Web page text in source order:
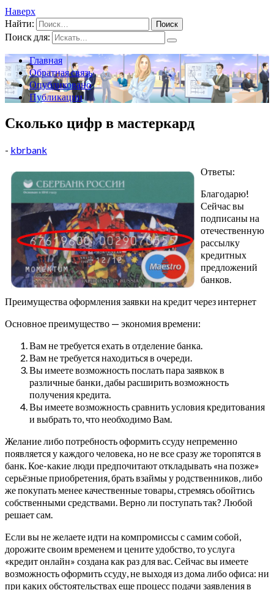
Наверх
Найти:
Поиск для:
Главная
Обратная связь
Опубликовано
Публикации
Сколько цифр в мастеркард
- kbrbank
Ответы:
Благодарю!
Сейчас вы
подписаны на
отечественную
рассылку
кредитных
предложений
банков.
Преимущества оформления заявки на кредит через интернет
Основное преимущество — экономия времени:
Вам не требуется ехать в отделение банка.
Вам не требуется находиться в очереди.
Вы имеете возможность послать пара заявкок в
различные банки, дабы расширить возможность
получения кредита.
Вы имеете возможность сравнить условия кредитования
и выбрать то, что необходимо Вам.
Желание либо потребность оформить ссуду непременно
появляется у каждого человека, но не все сразу же торопятся в
банк. Кое-какие люди предпочитают откладывать «на позже»
серьёзные приобретения, брать взаймы у родственников, либо
же покупать менее качественные товары, стремясь обойтись
собственными средствами. Верно ли поступать так? Любой
решает сам.
Если вы не желаете идти на компромиссы с самим собой,
дорожите своим временем и цените удобство, то услуга
«кредит онлайн» создана как раз для вас. Сейчас вы имеете
возможность оформить ссуду, не выходя из дома либо офиса: ни
при каких обстоятельствах еще процесс подачи заявления в